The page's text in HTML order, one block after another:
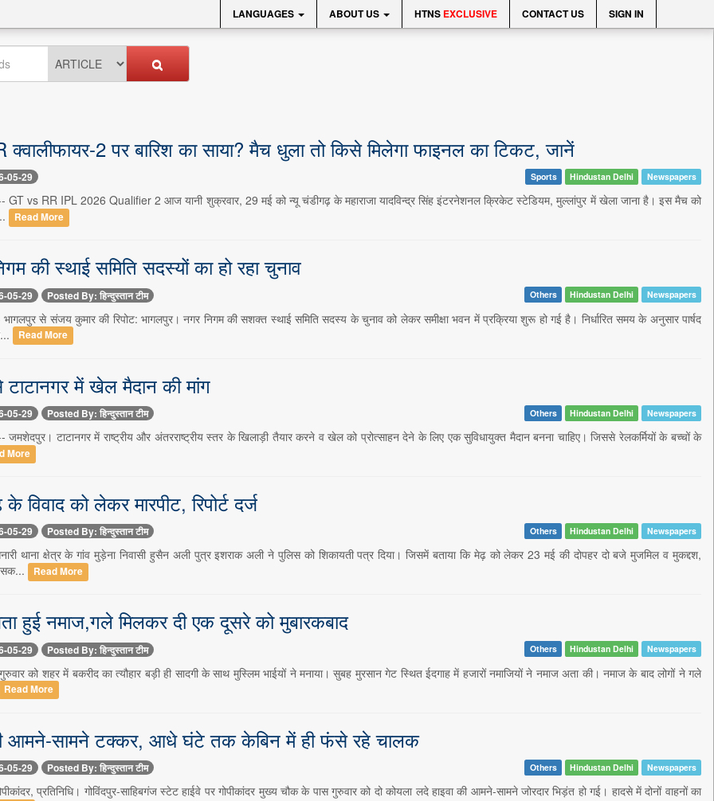
LANGUAGES ABOUT US HTNS EXCLUSIVE CONTACT US SIGN IN
2 पर बारिश का साया? मैच धुला तो किसे मिलेगा फाइनल का टिकट, जानें
05-29 Sports Hindustan Delhi Newspapers
GT vs RR IPL 2026 Qualifier 2 आज यानी शुक्रवार, 29 मई को न्यू चंडीगढ़ के महाराजा यादविन्द्र सिंह इंटरनेशनल क्रिकेट स्टेडियम, मुल्लांपुर में खेला जाना है। इस मैच को
Read More
की स्थाई समिति सदस्यों का हो रहा चुनाव
05-29 Posted By: हिन्दुस्तान टीम Others Hindustan Delhi Newspapers
से संजय कुमार की रिपोट: भागलपुर। नगर निगम की सशक्त स्थाई समिति सदस्य के चुनाव को लेकर समीक्षा भवन में प्रक्रिया शुरू हो गई है। निर्धारित समय के अनुसार पार्षद
Read More
में खेल मैदान की मांग
05-29 Posted By: हिन्दुस्तान टीम Others Hindustan Delhi Newspapers
टाटानगर में राष्ट्रीय और अंतरराष्ट्रीय स्तर के खिलाड़ी तैयार करने व खेल को प्रोत्साहन देने के लिए एक सुविधायुक्त मैदान बनना चाहिए। जिससे रेलकर्मियों के बच्चों के
More
विवाद को लेकर मारपीट, रिपोर्ट दर्ज
05-29 Posted By: हिन्दुस्तान टीम Others Hindustan Delhi Newspapers
थाना क्षेत्र के गांव मुड़ेना निवासी हुसैन अली पुत्र इशराक अली ने पुलिस को शिकायती पत्र दिया। जिसमें बताया कि मेढ़ को लेकर 23 मई की दोपहर दो बजे मुजमिल व मुकद्दश,
Read More
हुई नमाज,गले मिलकर दी एक दूसरे को मुबारकबाद
05-29 Posted By: हिन्दुस्तान टीम Others Hindustan Delhi Newspapers
को शहर में बकरीद का त्यौहार बड़ी ही सादगी के साथ मुस्लिम भाईयों ने मनाया। सुबह मुरसान गेट स्थित ईदगाह में हजारों नमाजियों ने नमाज अता की। नमाज के बाद लोगों ने गले
Read More
आमने-सामने टक्कर, आधे घंटे तक केबिन में ही फंसे रहे चालक
05-29 Posted By: हिन्दुस्तान टीम Others Hindustan Delhi Newspapers
प्रतिनिधि। गोविंदपुर-साहिबगंज स्टेट हाईवे पर गोपीकांदर मुख्य चौक के पास गुरुवार को दो कोयला लदे हाइवा की आमने-सामने जोरदार भिड़ंत हो गई। हादसे में दोनों वाहनों का